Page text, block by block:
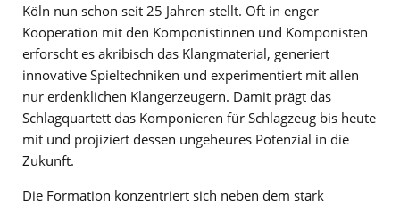
Köln nun schon seit 25 Jahren stellt. Oft in enger
Kooperation mit den Komponistinnen und Komponisten
erforscht es akribisch das Klangmaterial, generiert
innovative Spieltechniken und experimentiert mit allen
nur erdenklichen Klangerzeugern. Damit prägt das
Schlagquartett das Komponieren für Schlagzeug bis heute
mit und projiziert dessen ungeheures Potenzial in die
Zukunft.
Die Formation konzentriert sich neben dem stark